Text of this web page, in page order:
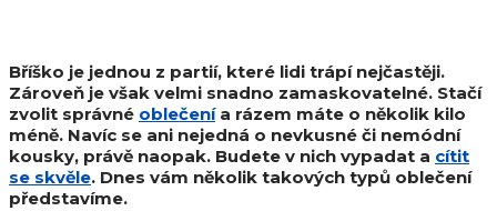
Bříško je jednou z partií, které lidi trápí nejčastěji.
Zároveň je však velmi snadno zamaskovatelné. Stačí
zvolit správné oblečenía rázem máte o několik kilo
méně. Navíc se ani nejedná o nevkusné či nemódní
kousky, právě naopak. Budete v nich vypadat a cítit
se skvěle. Dnes vám několik takových typů oblečení
představíme.